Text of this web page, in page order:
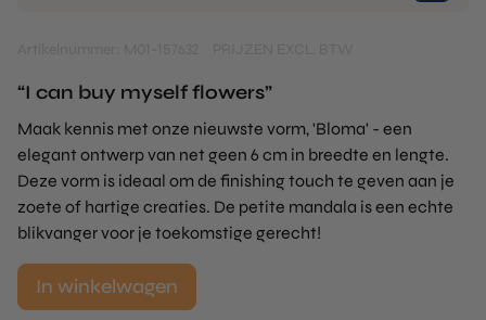
“I can buy myself flowers”
Maak kennis met onze nieuwste vorm, 'Bloma' - een
elegant ontwerp van net geen 6 cm in breedte en lengte.
Deze vorm is ideaal om de finishing touch te geven aan je
zoete of hartige creaties. De petite mandala is een echte
blikvanger voor je toekomstige gerecht!
In winkelwagen